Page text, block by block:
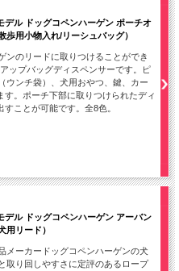
デル ドッグコペンハーゲン ポーチオ
歩用小物入れ/リーシュバッグ）
ンのリードに取りつけることができ
ップバッグディスペンサーです。ピ
ウンチ袋）、犬用おやつ、鍵、カー
す。ポーチ下部に取りつけられたディ
ことが可能です。全8色。
デル ドッグコペンハーゲン アーバン
用リード）
メーカードッグコペンハーゲンの犬
取り回しやすさに定評のあるロープ